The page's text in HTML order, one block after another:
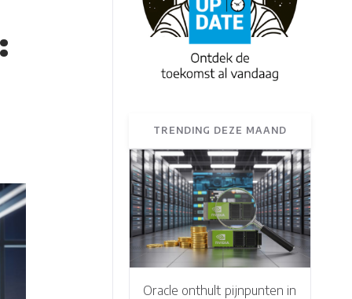
TRENDING DEZE MAAND
Oracle onthult pijnpunten in